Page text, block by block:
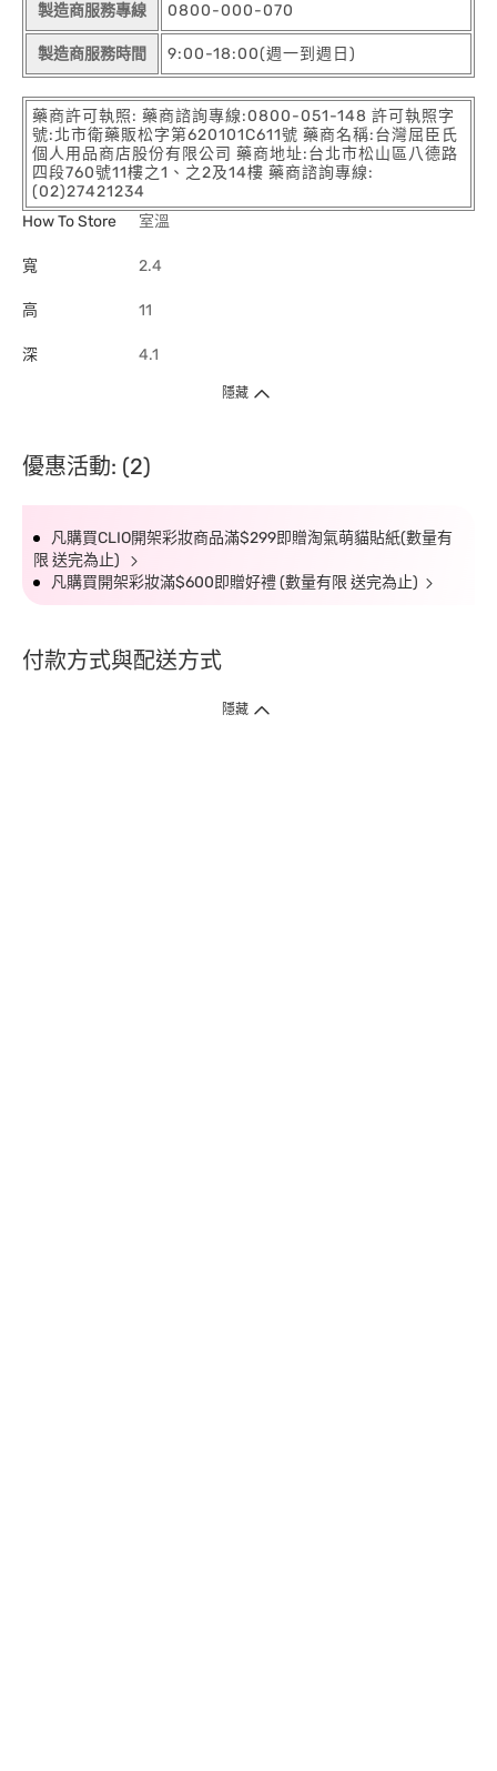
製造商服務專線 0800-000-070
製造商服務時間 9:00-18:00(週一到週日)
藥商許可執照: 藥商諮詢專線:0800-051-148 許可執照字
號:北市衛藥販松字第620101C611號 藥商名稱:台灣屈臣氏
個人用品商店股份有限公司 藥商地址:台北市松山區八德路
四段760號11樓之1、之2及14樓 藥商諮詢專線:
(02)27421234
How To Store
室溫
寬 2.4
高 11
深 4.1
隱藏
優惠活動: (2)
凡購買CLIO開架彩妝商品滿$299即贈淘氣萌貓貼紙(數量有
限 送完為止)
凡購買開架彩妝滿$600即贈好禮 (數量有限 送完為止)
付款方式與配送方式
隱藏